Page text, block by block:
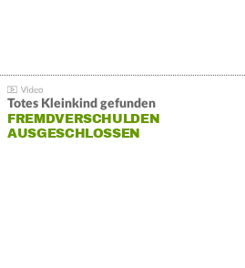
Totes Kleinkind gefunden
FREMDVERSCHULDEN
AUSGESCHLOSSEN